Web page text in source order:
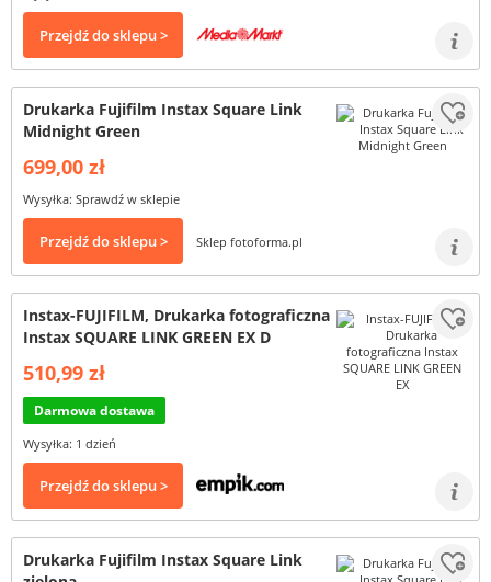
Przejdź do sklepu >
Drukarka Fujifilm Instax Square Link
Midnight Green
699,00 zł
Wysyłka: Sprawdź w sklepie
Przejdź do sklepu > Sklep fotoforma.pl
Instax-FUJIFILM, Drukarka fotograficzna
Instax SQUARE LINK GREEN EX D
510,99 zł
Darmowa dostawa
Wysyłka: 1 dzień
Przejdź do sklepu >
Drukarka Fujifilm Instax Square Link